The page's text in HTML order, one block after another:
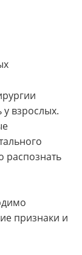
взрослых.
распознать
признаки и